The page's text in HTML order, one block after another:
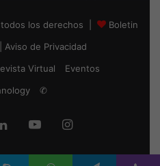
los derechos |
Boletin
Aviso de Privacidad
Virtual
Eventos
✆
LinkedInYouTubeInstagram